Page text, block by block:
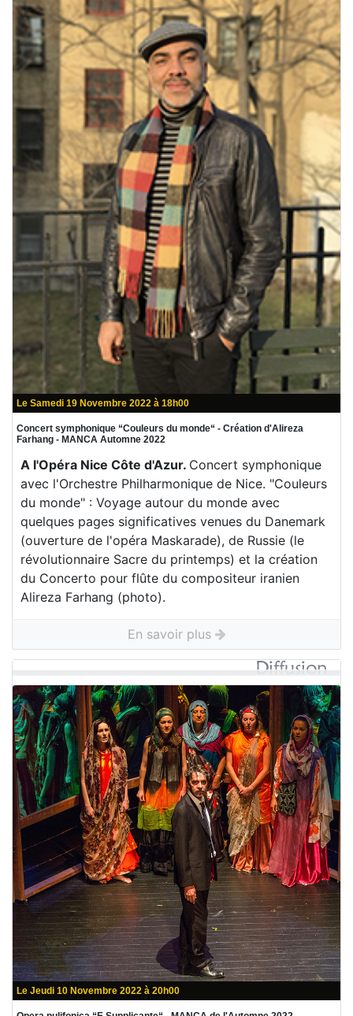
Le Samedi 19 Novembre 2022 à 18h00
Concert symphonique “Couleurs du monde“ - Création d'Alireza
Farhang - MANCA Automne 2022
A l'Opéra Nice Côte d'Azur. Concert symphonique
avec l'Orchestre Philharmonique de Nice. "Couleurs
du monde" : Voyage autour du monde avec
quelques pages significatives venues du Danemark
(ouverture de l'opéra Maskarade), de Russie (le
révolutionnaire Sacre du printemps) et la création
du Concerto pour flûte du compositeur iranien
Alireza Farhang (photo).
En savoir plus
Le Jeudi 10 Novembre 2022 à 20h00